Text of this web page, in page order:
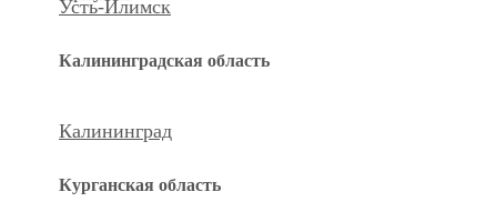
Усть-Илимск
Калининградская область
Калининград
Курганская область